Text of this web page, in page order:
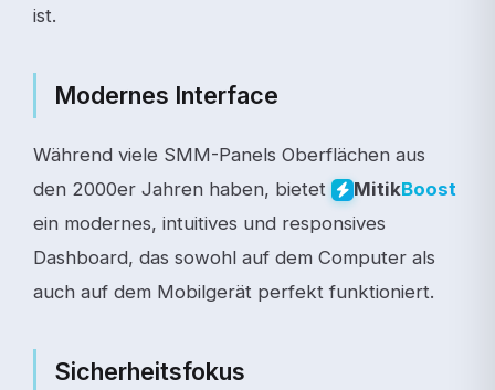
ist.
Modernes Interface
Während viele SMM-Panels Oberflächen aus
den 2000er Jahren haben, bietet
MitikBoost
ein modernes, intuitives und responsives
Dashboard, das sowohl auf dem Computer als
auch auf dem Mobilgerät perfekt funktioniert.
Sicherheitsfokus